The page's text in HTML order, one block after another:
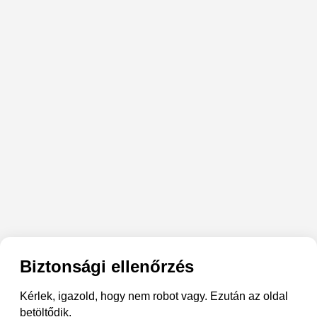
Biztonsági ellenőrzés
Kérlek, igazold, hogy nem robot vagy. Ezután az oldal
betöltődik.